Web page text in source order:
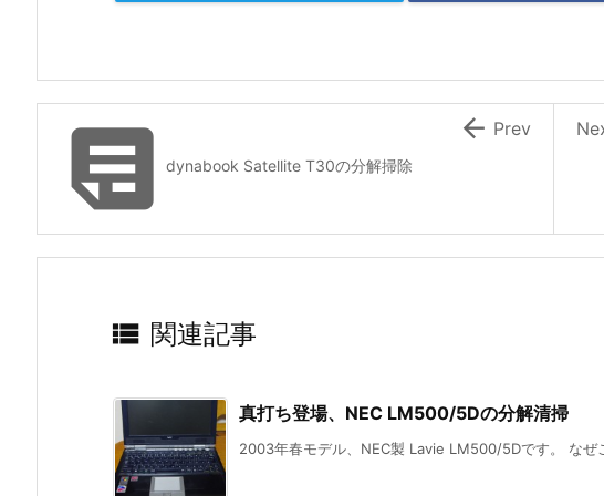
dynabook Satellite T30の分解掃除
 Prev
 関連記事
真打ち登場、NEC LM500/5Dの分解清掃
2003年春モデル、NEC製 Lavie LM500/5Dです。 なぜ